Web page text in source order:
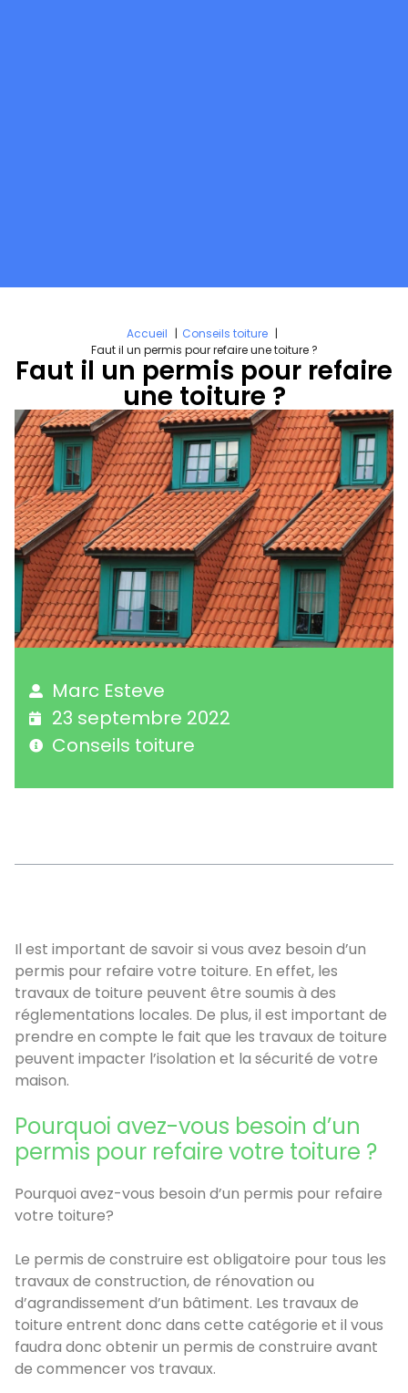
Accueil
Conseils toiture
Faut il un permis pour refaire une toiture ?
Faut il un permis pour refaire
une toiture ?
Marc Esteve
23 septembre 2022
Conseils toiture
Il est important de savoir si vous avez besoin d’un
permis pour refaire votre toiture. En effet, les
travaux de toiture peuvent être soumis à des
réglementations locales. De plus, il est important de
prendre en compte le fait que les travaux de toiture
peuvent impacter l’isolation et la sécurité de votre
maison.
Pourquoi avez-vous besoin d’un
permis pour refaire votre toiture ?
Pourquoi avez-vous besoin d’un permis pour refaire
votre toiture?
Le permis de construire est obligatoire pour tous les
travaux de construction, de rénovation ou
d’agrandissement d’un bâtiment. Les travaux de
toiture entrent donc dans cette catégorie et il vous
faudra donc obtenir un permis de construire avant
de commencer vos travaux.